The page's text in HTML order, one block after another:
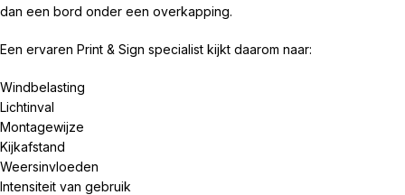
dan een bord onder een overkapping.
Een ervaren Print & Sign specialist kijkt daarom naar:
Windbelasting
Lichtinval
Montagewijze
Kijkafstand
Weersinvloeden
Intensiteit van gebruik